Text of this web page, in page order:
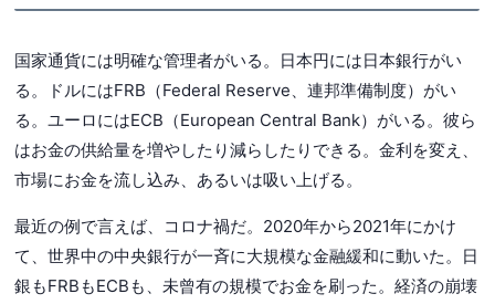
国家通貨には明確な管理者がいる。日本円には日本銀行がい
る。ドルにはFRB（Federal Reserve、連邦準備制度）がい
る。ユーロにはECB（European Central Bank）がいる。彼ら
はお金の供給量を増やしたり減らしたりできる。金利を変え、
市場にお金を流し込み、あるいは吸い上げる。
最近の例で言えば、コロナ禍だ。2020年から2021年にかけ
て、世界中の中央銀行が一斉に大規模な金融緩和に動いた。日
銀もFRBもECBも、未曾有の規模でお金を刷った。経済の崩壊